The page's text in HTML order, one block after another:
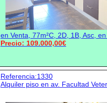
en Venta, 77m²C, 2D, 1B, Asc,
Precio: 109.000,00€
Referencia:1330
Alquiler piso en av. Facultad